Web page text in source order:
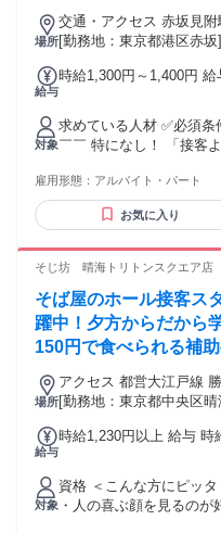
場所
交通・アクセス 赤坂見
[勤務地：東京都港区赤坂]
給与
時給1,300円～1,400円
度あり ・交通費支給（
給） ・試用期間中は時給
対象
求めている人材 ✅必須
￣￣ 特になし！ 「接客
だけでOKです✨ ✅こんな方にピッタリ！ ￣￣V￣￣￣￣￣￣
￣￣￣￣￣￣￣￣ ・土
で忙しい方 ・週末に副
クモク作業が好きな方 ・
リーター、Wワーク希望
雇用形態： アルバイト・パート
お気に入り
そじ坊 晴海トリトンスクエア店
そば屋のホール接客ス
躍中！夕方からだから
150円で食べられる補
場所
アクセス 都営大江戸線
線 月島10番口徒歩約11
[勤務地：東京都中央区晴
給与
時給1,230円以上 給与
対象
資格 ＜こんな方にピッ
・人の喜ぶ顔を見るの